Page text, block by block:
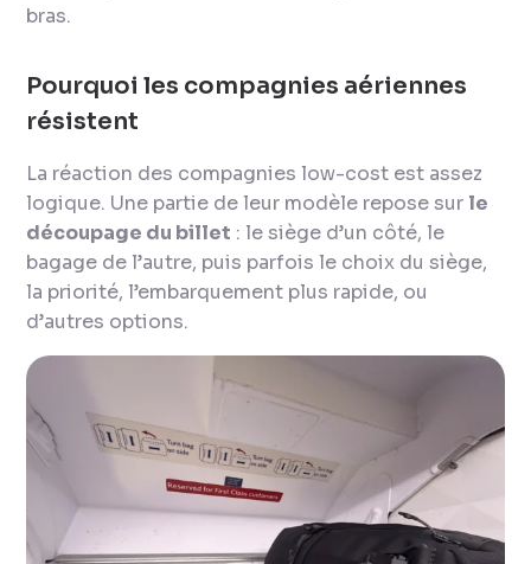
bras.
Pourquoi les compagnies aériennes
résistent
La réaction des compagnies low-cost est assez
logique. Une partie de leur modèle repose sur le
découpage du billet : le siège d’un côté, le
bagage de l’autre, puis parfois le choix du siège,
la priorité, l’embarquement plus rapide, ou
d’autres options.